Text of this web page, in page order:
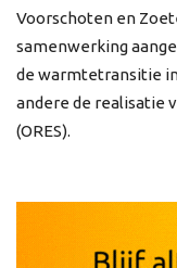
Voorschoten en
samenwerking
de warmtetransitie
andere de realisatie
(ORES).